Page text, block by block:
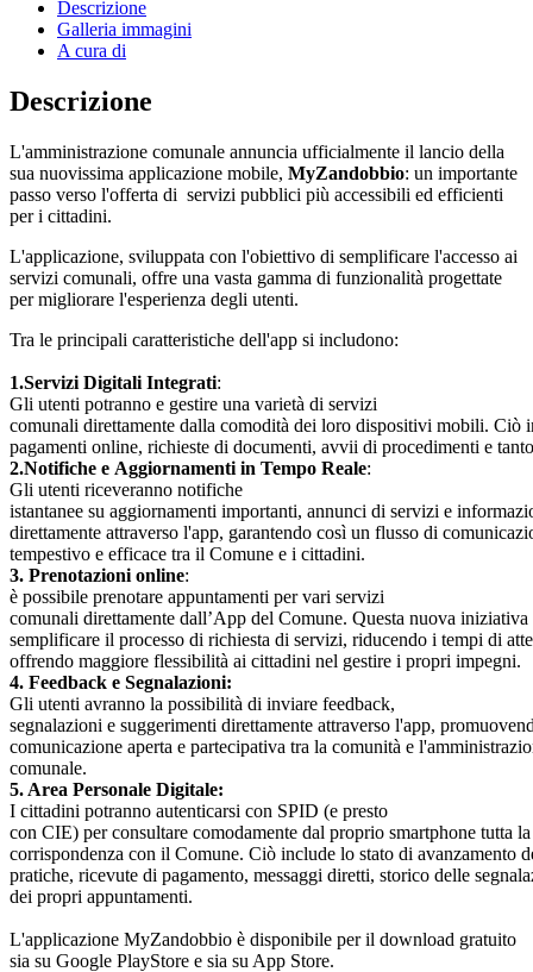
Descrizione
Galleria immagini
A cura di
Descrizione
L'amministrazione comunale annuncia ufficialmente il lancio della
sua nuovissima applicazione mobile, MyZandobbio: un importante
passo verso l'offerta di servizi pubblici più accessibili ed efficienti
per i cittadini.
L'applicazione, sviluppata con l'obiettivo di semplificare l'accesso ai
servizi comunali, offre una vasta gamma di funzionalità progettate
per migliorare l'esperienza degli utenti.
Tra le principali caratteristiche dell'app si includono:
1.Servizi Digitali Integrati:
Gli utenti potranno e gestire una varietà di servizi
comunali direttamente dalla comodità dei loro dispositivi mobili. Ciò
pagamenti online, richieste di documenti, avvii di procedimenti e
2.Notifiche e Aggiornamenti in Tempo Reale:
Gli utenti riceveranno notifiche
istantanee su aggiornamenti importanti, annunci di servizi e
direttamente attraverso l'app, garantendo così un flusso di
tempestivo e efficace tra il Comune e i cittadini.
3. Prenotazioni online:
è possibile prenotare appuntamenti per vari servizi
comunali direttamente dall’App del Comune. Questa nuova
semplificare il processo di richiesta di servizi, riducendo i tempi di
offrendo maggiore flessibilità ai cittadini nel gestire i propri impegni.
4. Feedback e Segnalazioni:
Gli utenti avranno la possibilità di inviare feedback,
segnalazioni e suggerimenti direttamente attraverso l'app,
comunicazione aperta e partecipativa tra la comunità e
comunale.
5. Area Personale Digitale:
I cittadini potranno autenticarsi con SPID (e presto
con CIE) per consultare comodamente dal proprio smartphone tutta
corrispondenza con il Comune. Ciò include lo stato di avanzamento
pratiche, ricevute di pagamento, messaggi diretti, storico delle
dei propri appuntamenti.
L'applicazione MyZandobbio è disponibile per il download gratuito
sia su Google PlayStore e sia su App Store.